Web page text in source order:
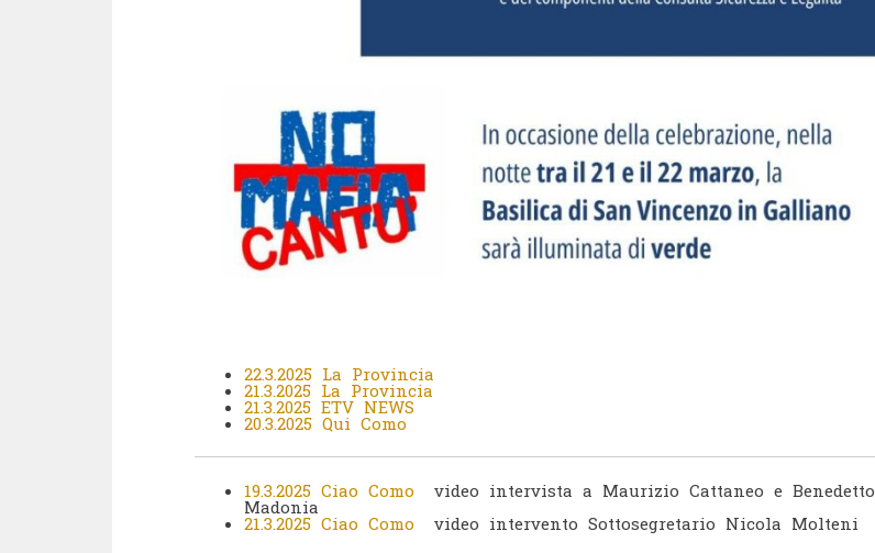
22.3.2025 La Provincia
21.3.2025 La Provincia
21.3.2025 ETV NEWS
20.3.2025 Qui Como
19.3.2025 Ciao Como video intervista a Maurizio Cattaneo e Benedetto
Madonia
21.3.2025 Ciao Como video intervento Sottosegretario Nicola Molteni